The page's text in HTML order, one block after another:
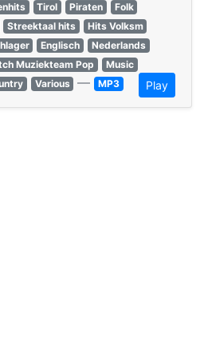
Tirol Piraten
Folk
Streektaal hits
Hits Volksm
Englisch
Nederlands
Muziekteam Pop
Music
Various — MP3 Play